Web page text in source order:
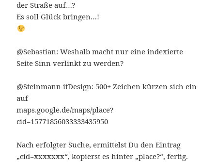
der Straße auf…?
Es soll Glück bringen…!
@Sebastian: Weshalb macht nur eine indexierte
Seite Sinn verlinkt zu werden?
@Steinmann itDesign: 500+ Zeichen kürzen sich ein
auf
maps.google.de/maps/place?
cid=15771856033333435950
Nach erfolgter Suche, ermittelst Du den Eintrag
„cid=xxxxxxx“, kopierst es hinter „place?“, fertig.